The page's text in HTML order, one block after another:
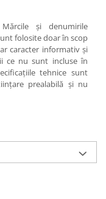
Mărcile şi denumirile
folosite doar în scop
caracter informativ şi
ce nu sunt incluse în
tehnice sunt
prealabilă şi nu